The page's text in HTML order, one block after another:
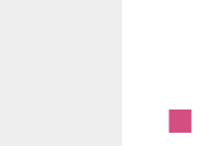
■